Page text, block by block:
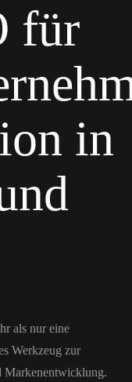
für
in
als nur eine
Werkzeug zur
Markenentwicklung.